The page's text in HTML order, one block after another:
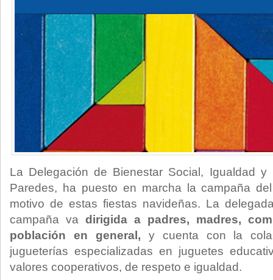
La Delegación de Bienestar Social, Igualdad
Paredes, ha puesto en marcha la campaña
motivo de estas fiestas navideñas. La
campaña va dirigida a padres, madres,
población en general, y cuenta con la
jugueterías especializadas en juguetes
valores cooperativos, de respeto e igualdad.